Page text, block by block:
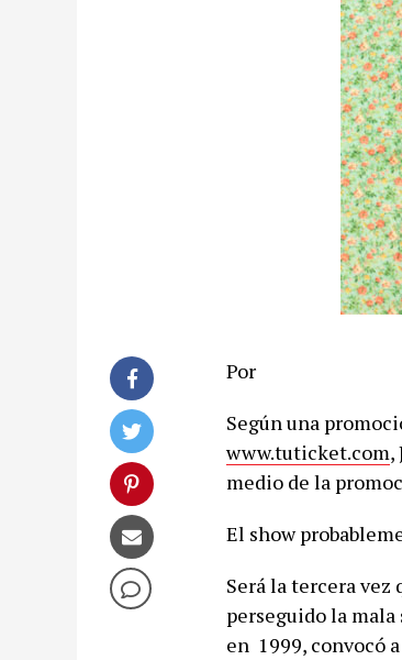
Por
Según una
www.tuticket.com,
medio de la
El show
Será la tercera vez
perseguido la
en 1999, convocó